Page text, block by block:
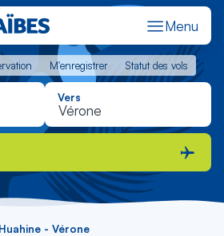
Menu
M'enregistrer Statut des vols
M'enregistrer Statut des vols
Vers
- Vérone